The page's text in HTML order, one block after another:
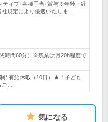
ティブ+各種手当+賞与※年齢・経
規定により優遇いたしま…
時間60分）※残業は月20h程度で
* 有給休暇（10日）★「子ども
ご…
気になる